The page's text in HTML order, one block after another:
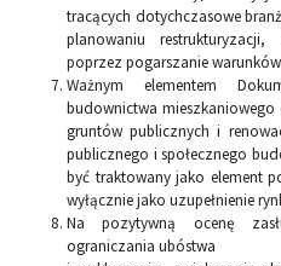
tracących dotychczasowe
planowaniu restrukturyzacji,
poprzez pogarszanie
Ważnym elementem
budownictwa
gruntów publicznych i
publicznego i społecznego
być traktowany jako element
wyłącznie jako uzupełnienie
Na pozytywną ocenę
ograniczania ubóstwa